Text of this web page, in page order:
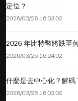
定位？
2026/03/26 16:33:02
2026 年比特幣將跌至
2026/03/25 16:24:02
什麼是去中心化？解
2026/03/25 16:03:02